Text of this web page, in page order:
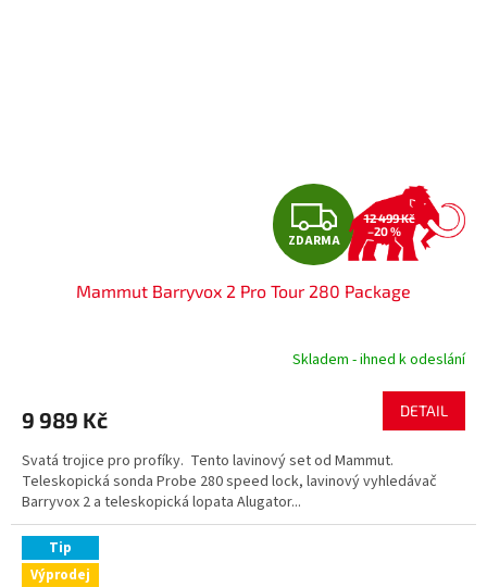
Z
D
A
R
A
ZDARMA
12 499 Kč
–20 %
Mammut Barryvox 2 Pro Tour 280 Package
Skladem - ihned k odeslání
9 989 Kč DETAIL
Svatá trojice pro profíky. Tento lavinový set od Mammut.
Teleskopická sonda Probe 280 speed lock, lavinový vyhledávač
Barryvox 2 a teleskopická lopata Alugator...
Tip
Výprodej